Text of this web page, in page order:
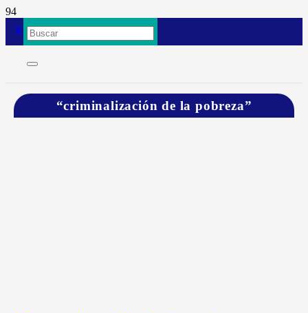
“criminalización de la pobreza”